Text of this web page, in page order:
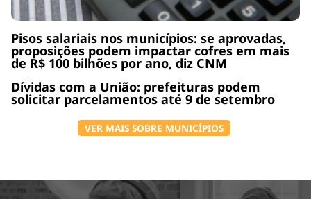
Pisos salariais nos municípios: se aprovadas,
proposições podem impactar cofres em mais
de R$ 100 bilhões por ano, diz CNM
Dívidas com a União: prefeituras podem
solicitar parcelamentos até 9 de setembro
VER MAIS SOBRE MUNICÍPIOS